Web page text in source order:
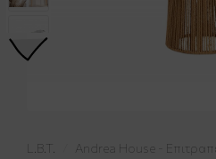
L.B.T. Andrea House -